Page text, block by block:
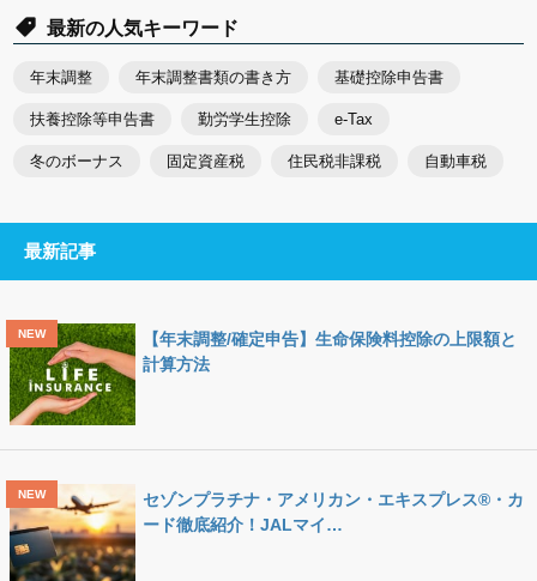
最新の人気キーワード
年末調整 年末調整書類の書き方 基礎控除申告書
扶養控除等申告書 勤労学生控除 e-Tax
冬のボーナス 固定資産税 住民税非課税 自動車税
最新記事
【年末調整/確定申告】生命保険料控除の上限額と
計算方法
セゾンプラチナ・アメリカン・エキスプレス®・カ
ード徹底紹介！JALマイ…